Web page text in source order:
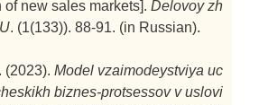
of new sales markets]. Delovoy zh
. (1(133)). 88-91. (in Russian).
(2023). Model vzaimodeystviya uc
biznes-protsessov v uslovi